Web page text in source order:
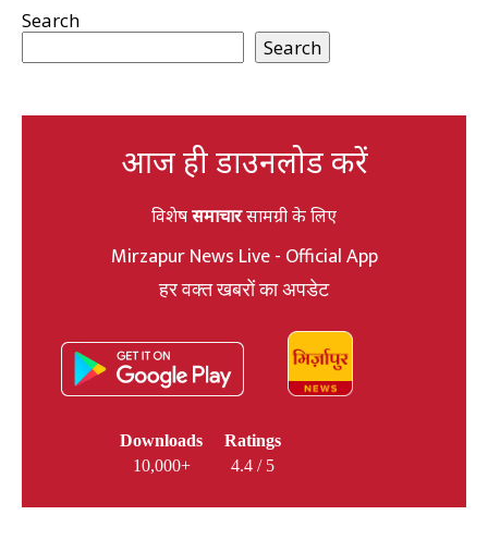
Search
Search
आज ही डाउनलोड करें
विशेषसमाचारसामग्री के लिए
Mirzapur News Live - Official App
हर वक्त खबरों का अपडेट
Downloads
10,000+
Ratings
4.4 / 5